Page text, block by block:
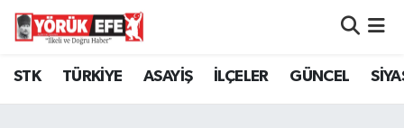
STK TÜRKİYE ASAYİŞ İLÇELER GÜNCEL
Aydın Nöbetçi Eczaneler